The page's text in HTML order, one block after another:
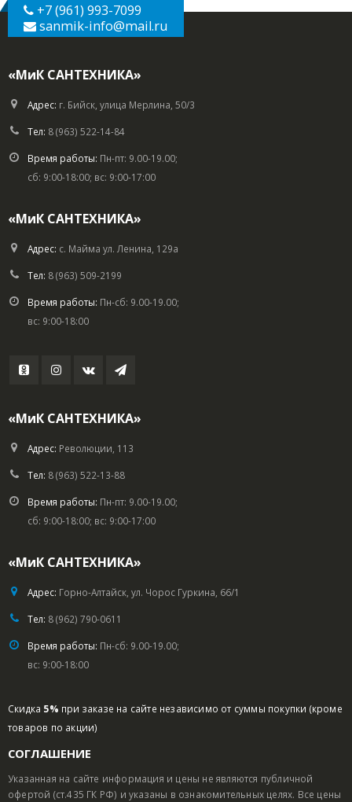
+7 (961) 993-7099
sanmik-info@mail.ru
«МиК САНТЕХНИКА»
Адрес: г. Бийск, улица Мерлина, 50/3
Тел: 8 (963) 522-14-84
Время работы: Пн-пт: 9.00-19.00;
сб: 9:00-18:00; вс: 9:00-17:00
«МиК САНТЕХНИКА»
Адрес: с. Майма ул. Ленина, 129а
Тел: 8 (963) 509-2199
Время работы: Пн-сб: 9.00-19.00;
вс: 9:00-18:00
«МиК САНТЕХНИКА»
Адрес: Революции, 113
Тел: 8 (963) 522-13-88
Время работы: Пн-пт: 9.00-19.00;
сб: 9:00-18:00; вс: 9:00-17:00
«МиК САНТЕХНИКА»
Адрес: Горно-Алтайск, ул. Чорос Гуркина, 66/1
Тел: 8 (962) 790-0611
Время работы: Пн-сб: 9.00-19.00;
вс: 9:00-18:00
Скидка 5% при заказе на сайте независимо от суммы покупки (кроме
товаров по акции)
СОГЛАШЕНИЕ
Указанная на сайте информация и цены не являются публичной
офертой (ст.435 ГК РФ) и указаны в ознакомительных целях. Все цены